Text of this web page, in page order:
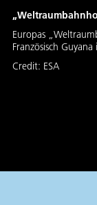
Europas
Französisch
Credit: ESA